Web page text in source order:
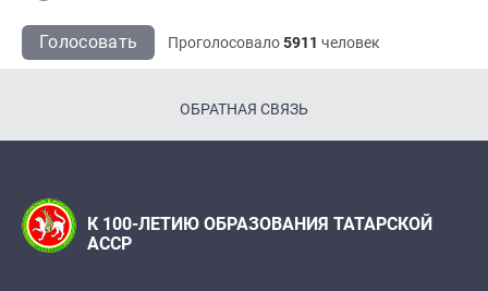
Голосовать Проголосовало5911 человек
ОБРАТНАЯ СВЯЗЬ
К 100-ЛЕТИЮ ОБРАЗОВАНИЯ ТАТАРСКОЙ
АССР